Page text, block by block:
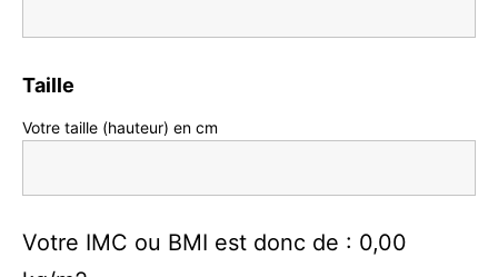
Taille
Votre taille (hauteur) en cm
Votre IMC ou BMI est donc de : 0,00